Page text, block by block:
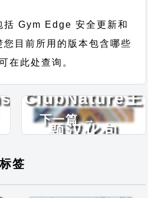
括 Gym Edge 安全更新和
目前所用的版本包含哪些
在此处查询。
下一篇 →
ClubNature主
题汉化包
签